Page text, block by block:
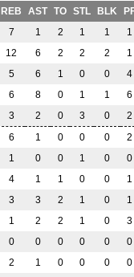
REB AST TO STL BLK
7 1 2 1 1
1
12 6 2 2 2
1
5 6 1 0 0
4
6 8 0 1 1
6
3 2 0 3 0
2
6 1 0 0 0
2
1 0 0 1 0
0
4 1 1 0 0
1
3 3 2 1 0
1
1 2 2 1 0
3
0 0 0 0 0
0
2 1 0 0 0
0